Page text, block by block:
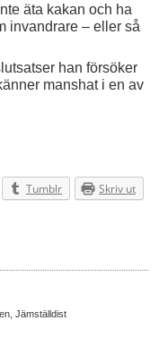
äta kakan och ha
invandrare – eller så
han försöker
manshat i en av
Tumblr Skriv ut
Jämställdist